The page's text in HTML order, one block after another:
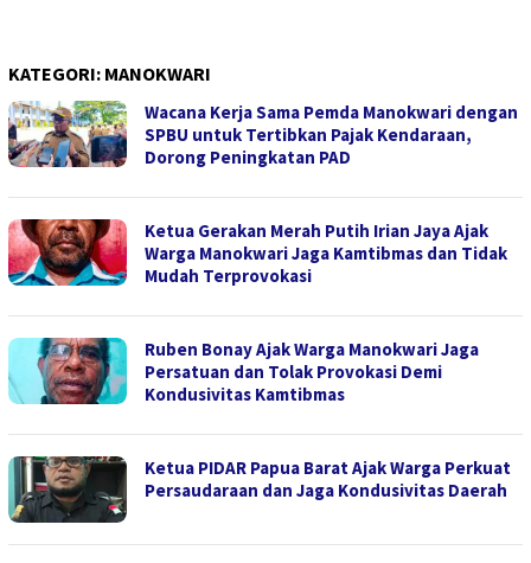
KATEGORI: MANOKWARI
Wacana Kerja Sama Pemda Manokwari dengan
SPBU untuk Tertibkan Pajak Kendaraan,
Dorong Peningkatan PAD
Ketua Gerakan Merah Putih Irian Jaya Ajak
Warga Manokwari Jaga Kamtibmas dan Tidak
Mudah Terprovokasi
Ruben Bonay Ajak Warga Manokwari Jaga
Persatuan dan Tolak Provokasi Demi
Kondusivitas Kamtibmas
Ketua PIDAR Papua Barat Ajak Warga Perkuat
Persaudaraan dan Jaga Kondusivitas Daerah